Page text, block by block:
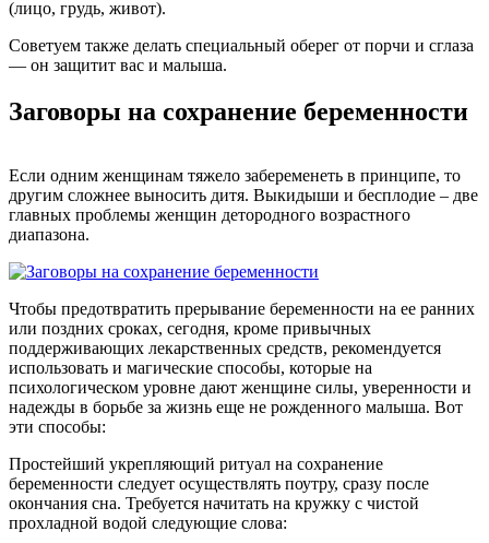
(лицо, грудь, живот).
Советуем также делать специальный оберег от порчи и сглаза
— он защитит вас и малыша.
Заговоры на сохранение беременности
Если одним женщинам тяжело забеременеть в принципе, то
другим сложнее выносить дитя. Выкидыши и бесплодие – две
главных проблемы женщин детородного возрастного
диапазона.
Чтобы предотвратить прерывание беременности на ее ранних
или поздних сроках, сегодня, кроме привычных
поддерживающих лекарственных средств, рекомендуется
использовать и магические способы, которые на
психологическом уровне дают женщине силы, уверенности и
надежды в борьбе за жизнь еще не рожденного малыша. Вот
эти способы:
Простейший укрепляющий ритуал на сохранение
беременности следует осуществлять поутру, сразу после
окончания сна. Требуется начитать на кружку с чистой
прохладной водой следующие слова: